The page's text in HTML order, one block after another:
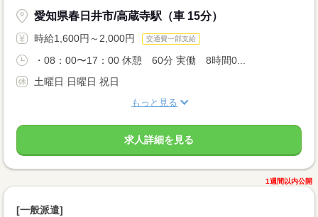
愛知県春日井市/高蔵寺駅（車 15分）
時給1,600円～2,000円 交通費一部支給
・08：00〜17：00 休憩 60分 実働 8時間0...
土曜日 日曜日 祝日
もっと見る
求人詳細を見る
1週間以内公開
[一般派遣]